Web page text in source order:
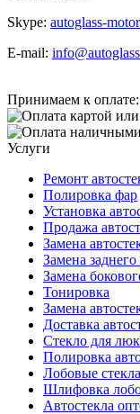
Skype: autoglass-
E-mail:
Принимаем к оплате:
Услуги
Ремонт
Полировка фар
Установка
Продажа
Замена
Замена заднего
Замена
Тонировка
Замена
Доставка
Стекло для
Полировка
Лобовые
Шлифовка
Автостекла